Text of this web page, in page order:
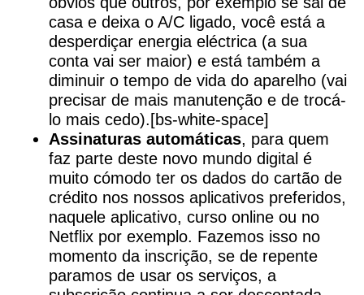
casa e deixa o A/C ligado, você está a
desperdiçar energia eléctrica (a sua
conta vai ser maior) e está também a
diminuir o tempo de vida do aparelho (vai
precisar de mais manutenção e de trocá-
lo mais cedo).[bs-white-space]
Assinaturas automáticas, para quem
faz parte deste novo mundo digital é
muito cómodo ter os dados do cartão de
crédito nos nossos aplicativos preferidos,
naquele aplicativo, curso online ou no
Netflix por exemplo. Fazemos isso no
momento da inscrição, se de repente
paramos de usar os serviços, a